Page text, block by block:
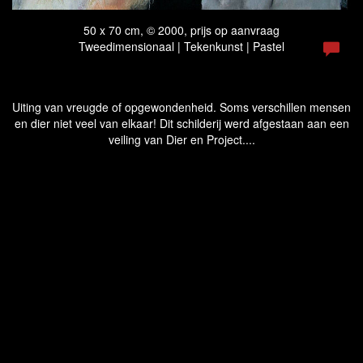
50 x 70 cm, © 2000, prijs op aanvraag
Tweedimensionaal | Tekenkunst | Pastel
Uiting van vreugde of opgewondenheid. Soms verschillen mensen
en dier niet veel van elkaar! Dit schilderij werd afgestaan aan een
veiling van Dier en Project....